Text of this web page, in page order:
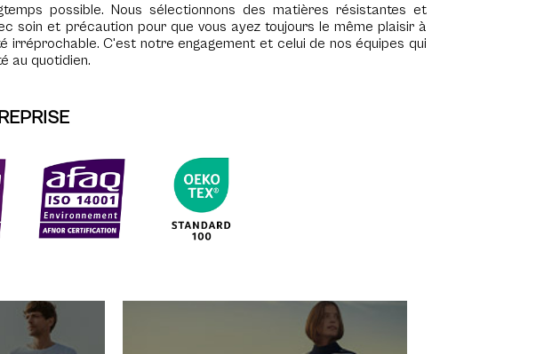
possible. Nous sélectionnons des matières résistantes et
soin et précaution pour que vous ayez toujours le même plaisir à
C'est notre engagement et celui de nos équipes qui
au quotidien.